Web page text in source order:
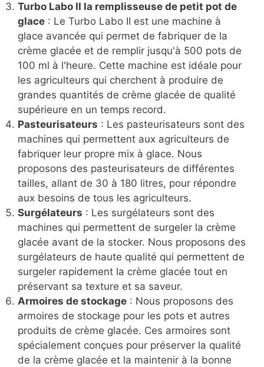
Turbo Labo II la remplisseuse de petit pot de
glace : Le Turbo Labo II est une machine à
glace avancée qui permet de fabriquer de la
crème glacée et de remplir jusqu'à 500 pots de
100 ml à l'heure. Cette machine est idéale pour
les agriculteurs qui cherchent à produire de
grandes quantités de crème glacée de qualité
supérieure en un temps record.
Pasteurisateurs : Les pasteurisateurs sont des
machines qui permettent aux agriculteurs de
fabriquer leur propre mix à glace. Nous
proposons des pasteurisateurs de différentes
tailles, allant de 30 à 180 litres, pour répondre
aux besoins de tous les agriculteurs.
Surgélateurs : Les surgélateurs sont des
machines qui permettent de surgeler la crème
glacée avant de la stocker. Nous proposons des
surgélateurs de haute qualité qui permettent de
surgeler rapidement la crème glacée tout en
préservant sa texture et sa saveur.
Armoires de stockage : Nous proposons des
armoires de stockage pour les pots et autres
produits de crème glacée. Ces armoires sont
spécialement conçues pour préserver la qualité
de la crème glacée et la maintenir à la bonne